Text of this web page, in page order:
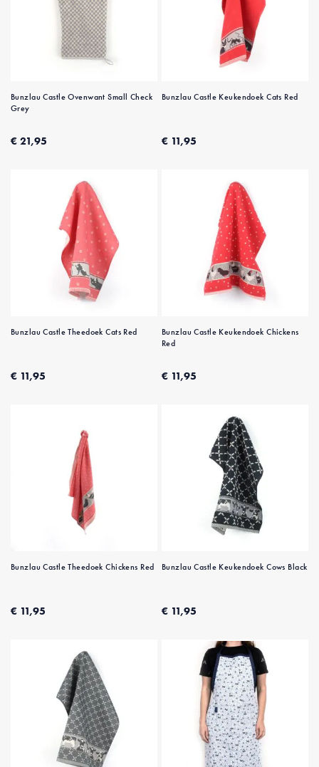
Bunzlau Castle Ovenwant Small Check
Grey
€ 21,95
Bunzlau Castle Keukendoek Cats Red
€ 11,95
Bunzlau Castle Theedoek Cats Red
€ 11,95
Bunzlau Castle Keukendoek Chickens
Red
€ 11,95
Bunzlau Castle Theedoek Chickens Red
€ 11,95
Bunzlau Castle Keukendoek Cows Black
€ 11,95